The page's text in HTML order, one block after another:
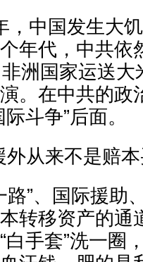
中国发生大饥
年代，中共依
洲国家运送大
。在中共的政
斗争”后面。
从来不是赔本
”、国际援助
转移资产的通
手套”洗一圈